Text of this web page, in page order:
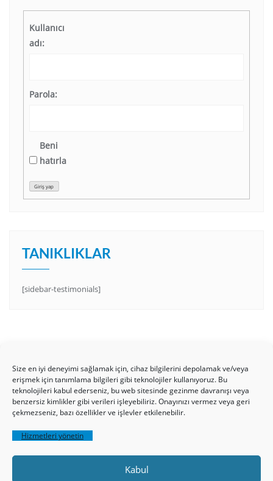
Size en iyi deneyimi sağlamak için, cihaz bilgilerini depolamak ve/veya
erişmek için tanımlama bilgileri gibi teknolojiler kullanıyoruz. Bu
teknolojileri kabul ederseniz, bu web sitesinde gezinme davranışı veya
benzersiz kimlikler gibi verileri işleyebiliriz. Onayınızı vermez veya geri
çekmezseniz, bazı özellikler ve işlevler etkilenebilir.
Hizmetleri yönetin
Kabul
Kullanıcı
adı:
Parola:
Beni
hatırla
Giriş yap
TANIKLIKLAR
[sidebar-testimonials]
HAKKIMIZDA Üyelik Kuralları
Gizlilik Politikamız